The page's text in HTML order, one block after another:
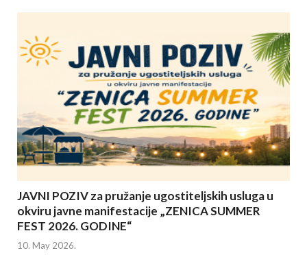
JAVNI POZIV za pružanje ugostiteljskih usluga u
okviru javne manifestacije „ZENICA SUMMER
FEST 2026. GODINE“
10. May 2026.